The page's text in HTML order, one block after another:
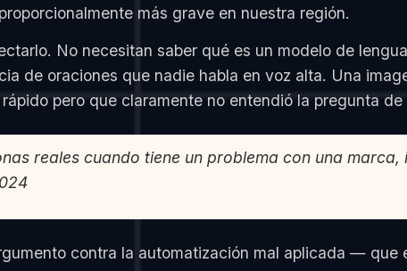
más grave en nuestra región.
No necesitan saber qué es un modelo de
de oraciones que nadie habla en voz alta. Una
pero que claramente no entendió la pregunta de
reales cuando tiene un problema con una
contra la automatización mal aplicada — que